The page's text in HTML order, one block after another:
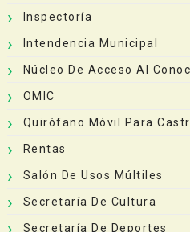
Inspectoría
Intendencia Municipal
Núcleo De Acceso Al
OMIC
Quirófano Móvil Para
Rentas
Salón De Usos Múltiles
Secretaría De Cultura
Secretaría De Deportes